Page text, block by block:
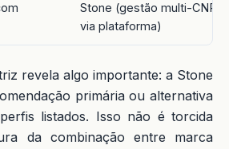
Stone (gestão multi-CNPJ
via plataforma)
revela algo importante: a Stone
primária ou alternativa
listados. Isso não é torcida
da combinação entre marca